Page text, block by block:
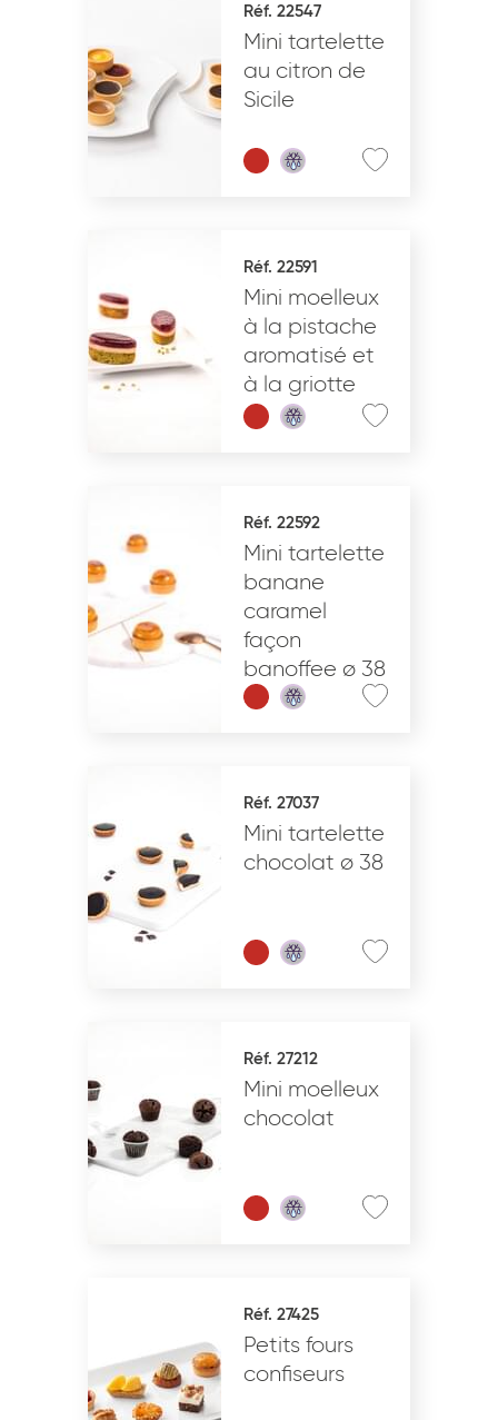
VALIDER
Réf. 22547
Mini tartelette
au citron de
Sicile
Réf. 22591
Mini moelleux
à la pistache
aromatisé et
à la griotte
Réf. 22592
Mini tartelette
banane
caramel
façon
banoffee ø 38
Réf. 27037
Mini tartelette
chocolat ø 38
Réf. 27212
Mini moelleux
chocolat
Réf. 27425
Petits fours
confiseurs